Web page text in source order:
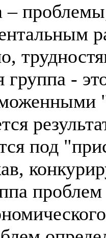
–
группа -
под